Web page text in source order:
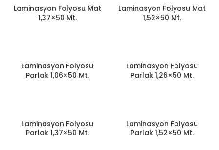
Laminasyon Folyosu Mat
1,37×50 Mt.
Laminasyon Folyosu Mat
1,52×50 Mt.
Laminasyon Folyosu
Parlak 1,06×50 Mt.
Laminasyon Folyosu
Parlak 1,26×50 Mt.
Laminasyon Folyosu
Parlak 1,37×50 Mt.
Laminasyon Folyosu
Parlak 1,52×50 Mt.